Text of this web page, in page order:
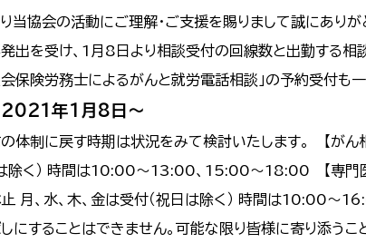
当協会の活動にご理解・ご支援を賜りまして誠にありが
出を受け、1月8日より相談受付の回線数と出勤する相
会保険労務士によるがんと就労電話相談」の予約受付
2021年1月8日～
体制に戻す時期は状況をみて検討いたします。 【が
は除く） 時間は10:00～13:00、15:00～18:00 【専
月、水、木、金は受付（祝日は除く） 時間は10:00
にすることはできません。可能な限り皆様に寄り添う